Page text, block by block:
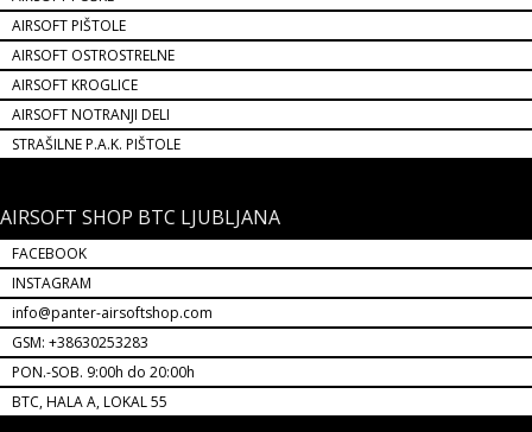
AIRSOFT PIŠTOLE
AIRSOFT OSTROSTRELNE
AIRSOFT KROGLICE
AIRSOFT NOTRANJI DELI
STRAŠILNE P.A.K. PIŠTOLE
AIRSOFT SHOP BTC LJUBLJANA
FACEBOOK
INSTAGRAM
info@panter-airsoftshop.com
GSM: +38630253283
PON.-SOB. 9:00h do 20:00h
BTC, HALA A, LOKAL 55